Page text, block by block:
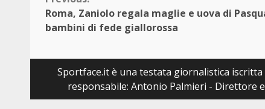
Reading
Roma, Zaniolo regala maglie e uova di
bambini di fede giallorossa
Sportface.it è una testata giornalistica
responsabile: Antonio Palmieri - Direttore